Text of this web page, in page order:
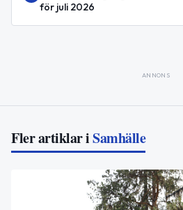
för juli 2026
ANNONS
Fler artiklar iSamhälle